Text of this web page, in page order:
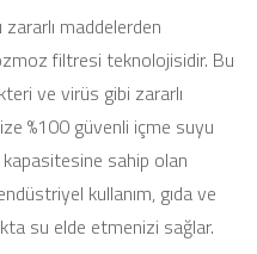
zararlı maddelerden
filtresi teknolojisidir. Bu
ve virüs gibi zararlı
%100 güvenli içme suyu
sahip olan
kullanım, gıda ve
su elde etmenizi sağlar.